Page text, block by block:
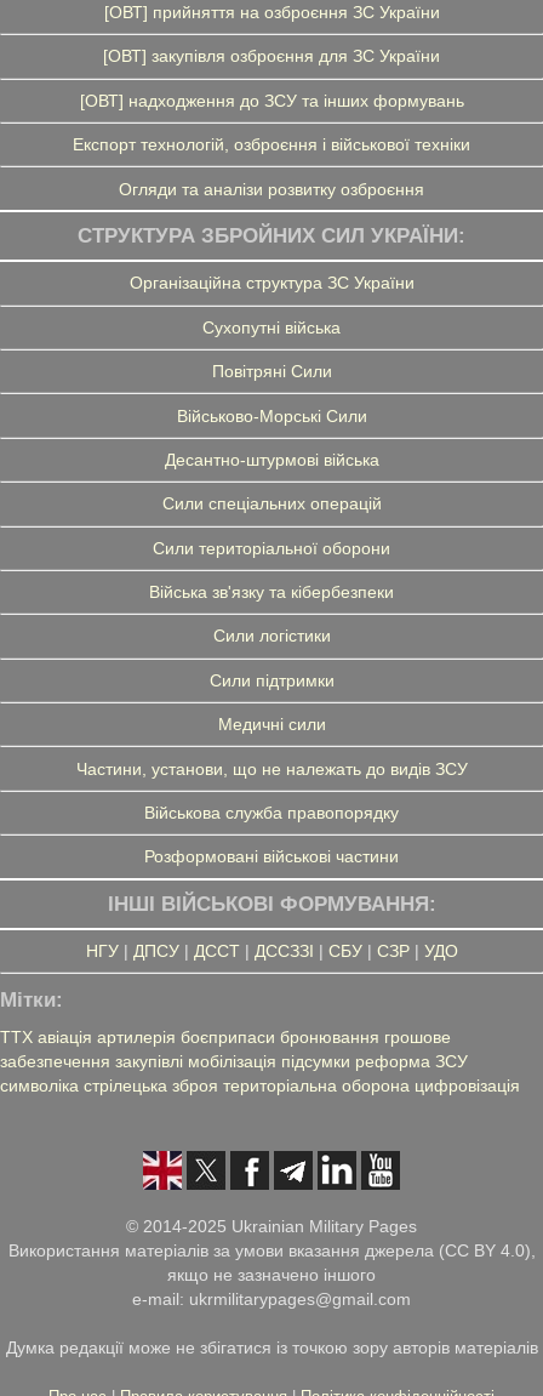
[ОВТ] прийняття на озброєння ЗС України
[ОВТ] закупівля озброєння для ЗС України
[ОВТ] надходження до ЗСУ та інших формувань
Експорт технологій, озброєння і військової техніки
Огляди та аналізи розвитку озброєння
СТРУКТУРА ЗБРОЙНИХ СИЛ УКРАЇНИ:
Організаційна структура ЗС України
Сухопутні війська
Повітряні Сили
Військово-Морські Сили
Десантно-штурмові війська
Сили спеціальних операцій
Сили територіальної оборони
Війська зв'язку та кібербезпеки
Сили логістики
Сили підтримки
Медичні сили
Частини, установи, що не належать до видів ЗСУ
Військова служба правопорядку
Розформовані військові частини
ІНШІ ВІЙСЬКОВІ ФОРМУВАННЯ:
НГУ| ДПСУ| ДССТ| ДССЗЗІ | СБУ| СЗР| УДО
Мітки:
ТТХ авіація артилерія боєприпаси бронювання грошове
забезпечення закупівлі мобілізація підсумки реформа ЗСУ
символіка стрілецька зброя територіальна оборона цифровізація
© 2014-2025 Ukrainian Military Pages
Використання матеріалів за умови вказання джерела (CC BY 4.0),
якщо не зазначено іншого
e-mail: ukrmilitarypages@gmail.com
Думка редакції може не збігатися із точкою зору авторів матеріалів